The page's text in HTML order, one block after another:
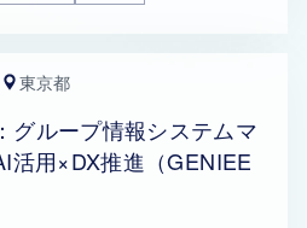
東京都
グループ情報システムマ
活用×DX推進（GENIEE